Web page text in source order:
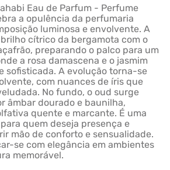
Eau de Parfum - Perfume
a opulência da perfumaria
luminosa e envolvente. A
cítrico da bergamota com o
preparando o palco para um
a rosa damascena e o jasmim
sofisticada. A evolução torna-se
com nuances de íris que
No fundo, o oud surge
âmbar dourado e baunilha,
quente e marcante. É uma
quem deseja presença e
mão de conforto e sensualidade.
se com elegância em ambientes
memorável.